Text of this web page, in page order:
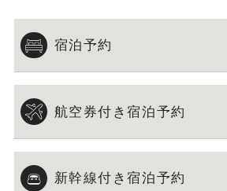
宿泊予約
航空券付き宿泊予約
新幹線付き宿泊予約